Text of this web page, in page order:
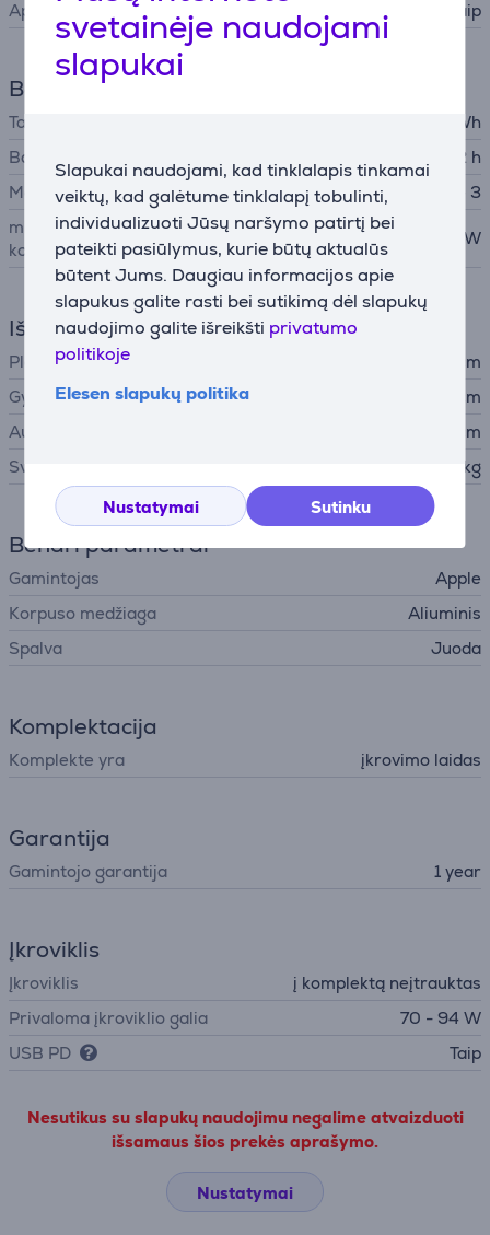
svetainėje naudojami
slapukai
Slapukai naudojami, kad tinklalapis tinkamai
veiktų, kad galėtume tinklalapį tobulinti,
individualizuoti Jūsų naršymo patirtį bei
pateikti pasiūlymus, kurie būtų aktualūs
būtent Jums. Daugiau informacijos apie
slapukus galite rasti bei sutikimą dėl slapukų
naudojimo galite išreikšti privatumo
politikoje
Elesen slapukų politika
Nustatymai Sutinku
Apšvietimas Taip
Baterija
Talpa
72,4 Wh
Baterijos veikimo laikas
22 h
Maitinimo adapterio jungtis
Apple MagSafe 3
minimali nešiojamojo
kompiuterio įvesties galia
70 W
Išmatavimai
Plotis
31,26 cm
Gylis
22,12 cm
Aukštis
1,55 cm
Svoris
1,6 kg
Bendri parametrai
Gamintojas
Apple
Korpuso medžiaga
Aliuminis
Spalva
Juoda
Komplektacija
Komplekte yra įkrovimo laidas
Garantija
Gamintojo garantija 1 year
Įkroviklis
Įkroviklis
į komplektą neįtrauktas
Privaloma įkroviklio galia
70 - 94 W
USB PD
Taip
Nesutikus su slapukų naudojimu negalime atvaizduoti
išsamaus šios prekės aprašymo.
Nustatymai